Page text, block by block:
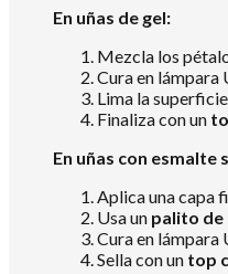
En uñas de gel:
Mezcla los
Cura en lámpara
Lima la
Finaliza con un
En uñas con esmalte
Aplica una capa
Usa un palito de
Cura en lámpara
Sella con un top